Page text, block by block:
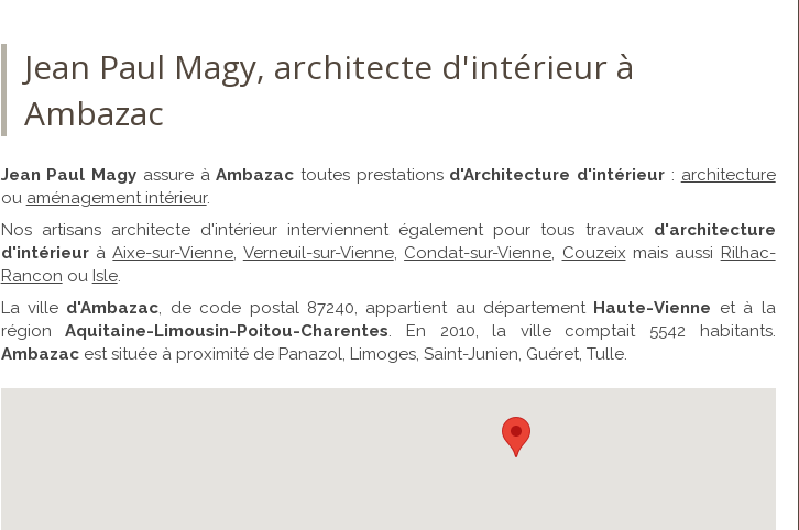
Jean Paul Magy, architecte d'intérieur à
Ambazac
Jean Paul Magy assure àAmbazac toutes prestationsd'Architecture d'intérieur : architecture
ou aménagement intérieur.
Nos artisans architecte d'intérieur interviennent également pour tous travaux d'architecture
d'intérieuràAixe-sur-Vienne, Verneuil-sur-Vienne, Condat-sur-Vienne, Couzeix mais aussi Rilhac-
Rancon ou Isle.
La ville d'Ambazac, de code postal 87240, appartient au département Haute-Vienne et à la
régionAquitaine-Limousin-Poitou-Charentes. En 2010, la ville comptait 5542 habitants.
Ambazacest située à proximité de Panazol, Limoges, Saint-Junien, Guéret, Tulle.